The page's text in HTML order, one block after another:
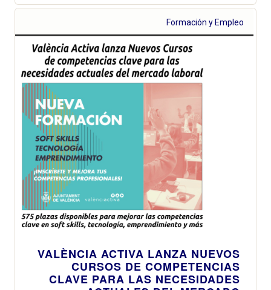
Formación y Empleo
VALÈNCIA ACTIVA LANZA NUEVOS
CURSOS DE COMPETENCIAS
CLAVE PARA LAS NECESIDADES